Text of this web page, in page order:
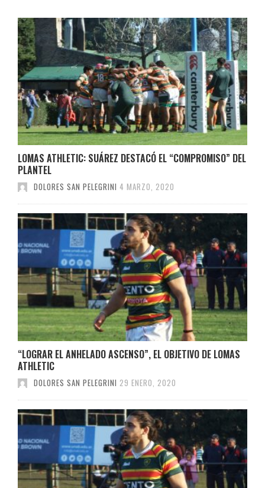
LOMAS ATHLETIC: SUÁREZ DESTACÓ EL “COMPROMISO” DEL
PLANTEL
DOLORES SAN PELEGRINI 4 MARZO, 2020
“LOGRAR EL ANHELADO ASCENSO”, EL OBJETIVO DE LOMAS
ATHLETIC
DOLORES SAN PELEGRINI 29 ENERO, 2020